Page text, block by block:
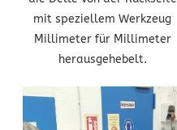
mit speziellem Werkzeug
Millimeter für Millimeter
herausgehebelt.